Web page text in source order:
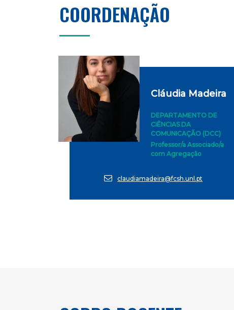
COORDENAÇÃO
Cláudia Madeira
DEPARTAMENTO DE
CIÊNCIAS DA
COMUNICAÇÃO (DCC)
Professor/a Associado/a
com Agregação
claudiamadeira@fcsh.unl.pt